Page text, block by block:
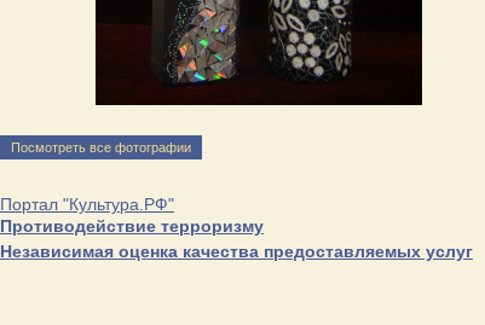
Посмотреть все фотографии
Портал "Культура.РФ"
Противодействие терроризму
Независимая оценка качества предоставляемых услуг